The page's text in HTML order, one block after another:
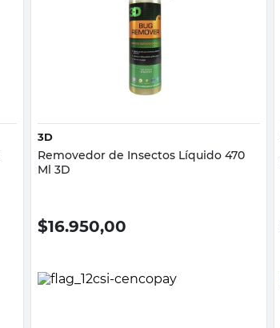
Vista rápida
3D
Removedor de Insectos Líquido 470
Ml 3D
$16.950,00